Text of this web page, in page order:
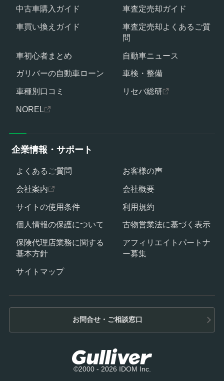
中古車購入ガイド
車査定売却ガイド
車買い換えガイド
車査定売却よくあるご質
問
車初心者まとめ
自動車ニュース
ガリバーの自動車ローン
車検・整備
車種別口コミ
リセバ総研
NOREL
お問合せ・ご相談窓口
©2000 - 2026 IDOM Inc.
企業情報・サポート
よくあるご質問
お客様の声
会社案内
会社概要
サイトの使用条件
利用規約
個人情報の保護について
古物営業法に基づく表示
保険代理店業務に関する
基本方針
アフィリエイトパートナ
ー募集
サイトマップ